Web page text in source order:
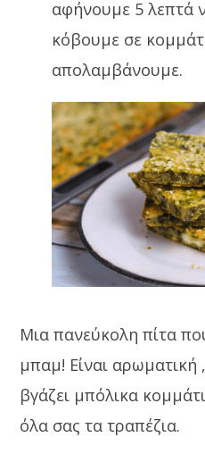
αφήνουμε 5 λεπτά
κόβουμε σε
απολαμβάνουμε.
Μια πανεύκολη πίτα
μπαμ! Είναι αρωματική
βγάζει μπόλικα
όλα σας τα τραπέζια.